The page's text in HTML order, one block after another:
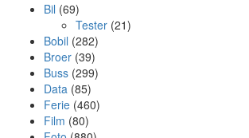
Bil (69)
Tester (21)
Bobil (282)
Broer (39)
Buss (299)
Data (85)
Ferie (460)
Film (80)